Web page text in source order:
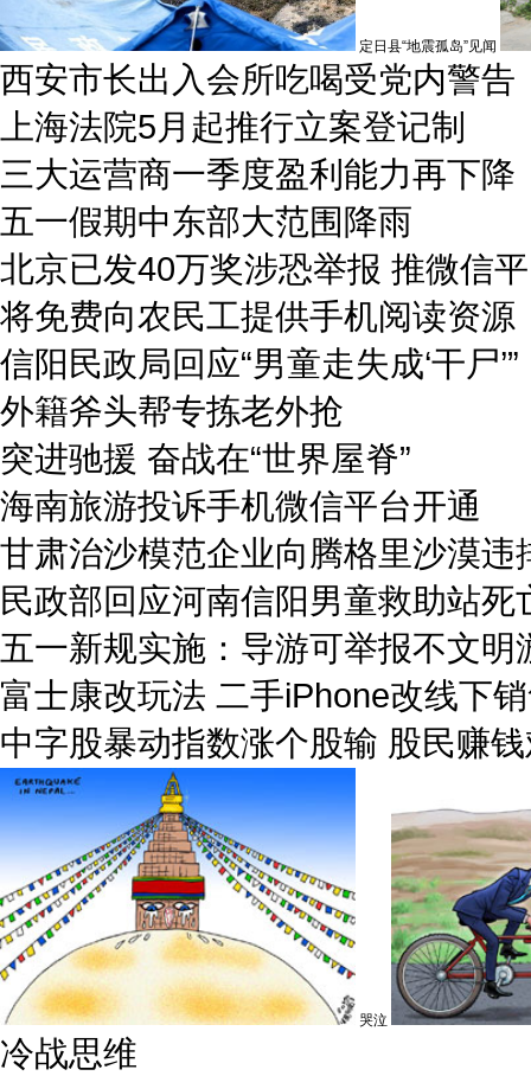
定日县“地震孤岛”见闻
西安市长出入会所吃喝受党内警告
上海法院5月起推行立案登记制
三大运营商一季度盈利能力再下降
五一假期中东部大范围降雨
北京已发40万奖涉恐举报 推微信
将免费向农民工提供手机阅读资源
信阳民政局回应“男童走失成‘干尸’”
外籍斧头帮专拣老外抢
突进驰援 奋战在“世界屋脊”
海南旅游投诉手机微信平台开通
甘肃治沙模范企业向腾格里沙漠违
民政部回应河南信阳男童救助站死
五一新规实施：导游可举报不文明
富士康改玩法 二手iPhone改线下
中字股暴动指数涨个股输 股民赚
哭泣
冷战思维